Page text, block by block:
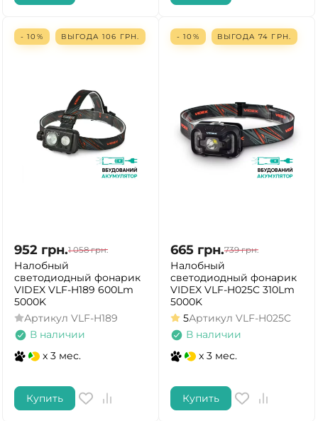
- 10% ВЫГОДА 106 ГРН.
952 грн.1 058 грн.
Налобный
светодиодный фонарик
VIDEX VLF-H189 600Lm
5000K
Артикул VLF-H189
В наличии
x 3 мес.
Купить
- 10% ВЫГОДА 74 ГРН.
665 грн.739 грн.
Налобный
светодиодный фонарик
VIDEX VLF-H025C 310Lm
5000K
5Артикул VLF-H025C
В наличии
x 3 мес.
Купить
ДА НЕТ